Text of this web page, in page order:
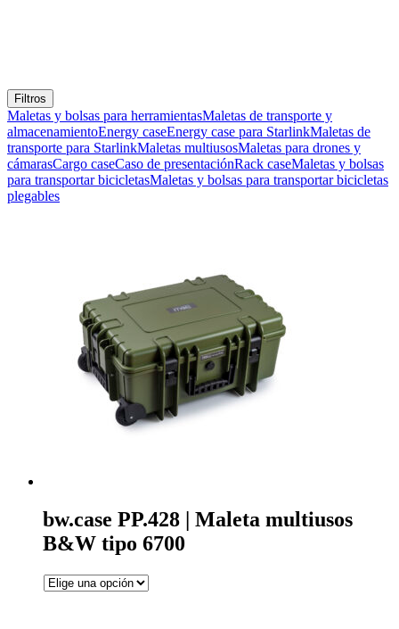
Filtros
Maletas y bolsas para herramientasMaletas de transporte y
almacenamientoEnergy caseEnergy case para StarlinkMaletas de
transporte para StarlinkMaletas multiusosMaletas para drones y
cámarasCargo caseCaso de presentaciónRack caseMaletas y bolsas
para transportar bicicletasMaletas y bolsas para transportar bicicletas
plegables
bw.case PP.428 | Maleta multiusos
B&W tipo 6700